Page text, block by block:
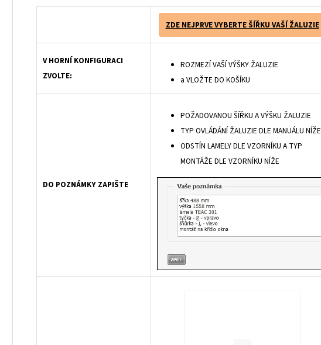
ZDE NEJPRVE VYBERTE ŠÍŘKU VAŠÍ ŽALUZIE
V HORNÍ KONFIGURACI
ZVOLTE:
ROZMEZÍ VAŠÍ VÝŠKY ŽALUZIE
a VLOŽTE DO KOŠÍKU
DO POZNÁMKY ZAPIŠTE
POŽADOVANOU ŠÍŘKU A VÝŠKU ŽALUZIE
TYP OVLÁDÁNÍ ŽALUZIE DLE MANUÁLU NÍŽE
ODSTÍN LAMELY DLE VZORNÍKU A TYP
MONTÁŽE DLE VZORNÍKU NÍŽE